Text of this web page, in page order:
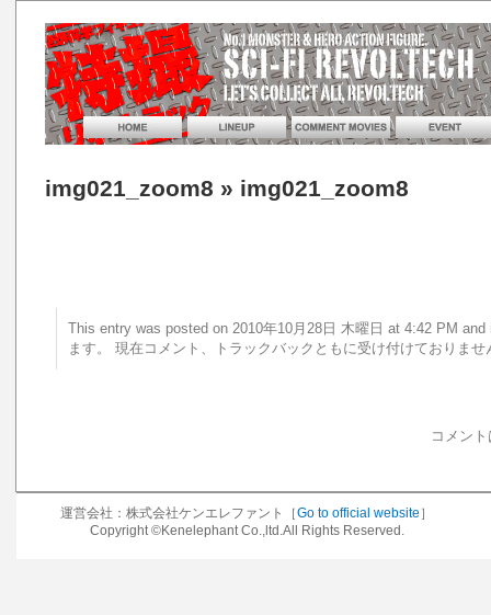
img021_zoom8 » img021_zoom8
This entry was posted on 2010年10月28日 木曜日 at 4:42 PM
ます。 現在コメント、トラックバックともに受け付けておりませ
コメン
運営会社：株式会社ケンエレファント［Go to official website ］
Copyright ©Kenelephant Co.,ltd.All Rights Reserved.